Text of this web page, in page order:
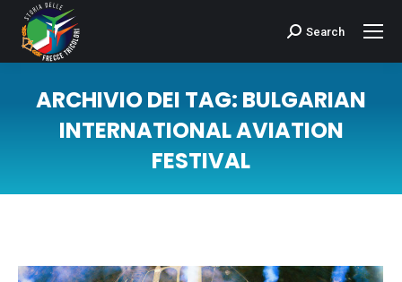
Cerca:Search
ARCHIVIO DEI TAG: BULGARIAN
INTERNATIONAL AVIATION
FESTIVAL